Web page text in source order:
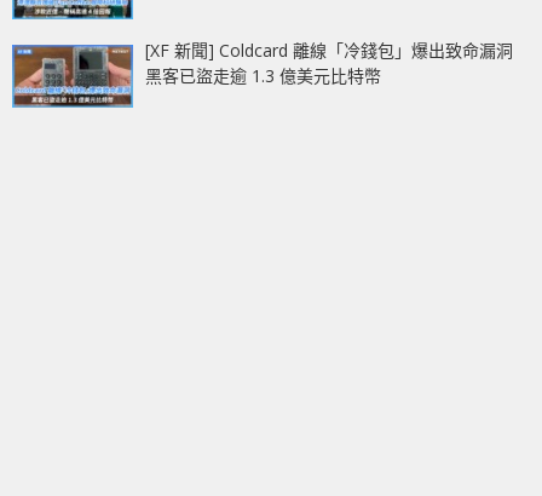
[XF 新聞] Coldcard 離線「冷錢包」爆出致命漏洞
黑客已盜走逾 1.3 億美元比特幣